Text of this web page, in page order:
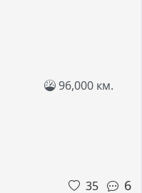
96,000 км.
35 6